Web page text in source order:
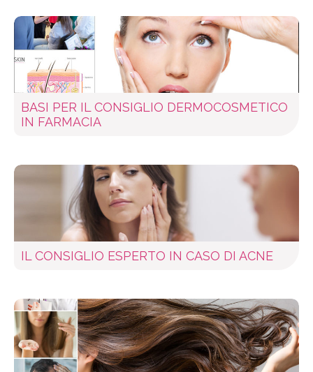
BASI PER IL CONSIGLIO DERMOCOSMETICO
IN FARMACIA
IL CONSIGLIO ESPERTO IN CASO DI ACNE